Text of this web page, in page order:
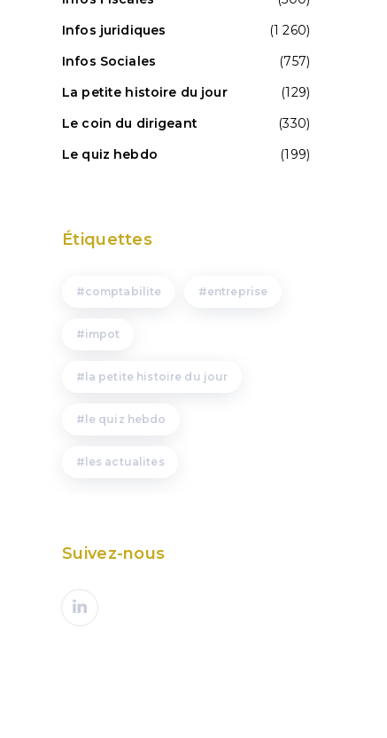
Infos juridiques
(1 260)
Infos Sociales
(757)
La petite histoire du jour
(129)
Le coin du dirigeant
(330)
Le quiz hebdo
(199)
Étiquettes
comptabilite entreprise
impot
la petite histoire du jour
le quiz hebdo
les actualites
Suivez-nous